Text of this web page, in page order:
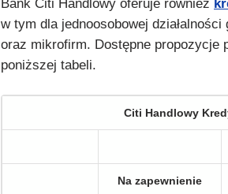
Bank Citi Handlowy oferuje również
w tym dla jednoosobowej działalności
oraz mikrofirm. Dostępne propozycje
poniższej tabeli.
Citi Handlowy
Na zapewnienie